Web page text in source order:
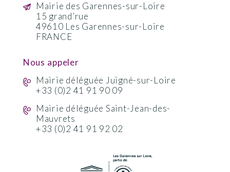
Mairie des Garennes-sur-Loire
15 grand’rue
49610 Les Garennes-sur-Loire
FRANCE
Nous appeler
Mairie déléguée Juigné-sur-Loire
+33 (0)2 41 91 90 09
Mairie déléguée Saint-Jean-des-
Mauvrets
+33 (0)2 41 91 92 02